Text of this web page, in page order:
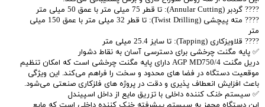
???? گردبر (Annular Cutting): تا قطر 75 میلی‌ متر با عمق 50 میلی‌ متر
???? مته پیچشی (Twist Drilling): تا قطر 32 میلی‌ متر با عمق 150 میلی‌
متر
???? قلاویزکاری (Tapping): تا سایز 25.4 میلی‌ متر
✅ پایه مگنت چرخشی برای دسترسی آسان به نقاط دشوار
دریل مگنت AGP MD750/4 دارای پایه مگنت چرخشی است که امکان تنظیم
موقعیت دستگاه در فضا های محدود و سخت را فراهم می‌کند. این ویژگی
باعث افزایش انعطاف‌ پذیری و دقت در پروژه‌ های فلزکاری صنعتی می‌شود.
✅ سیستم خنک‌ کننده داخلی با تزریق مایع از داخل اسپیندل